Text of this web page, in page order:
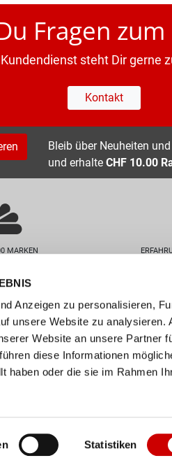
Anzeigen zu personalisieren,
unsere Website zu analysieren.
Website an unsere Partner
diese Informationen
haben oder die sie im Rahmen
Statistiken
Fragen
steht Dir gerne
Kontakt
Bleib über Neuheiten
und erhalte CHF 10.00
MARKEN
Standorte
Über uns
Events